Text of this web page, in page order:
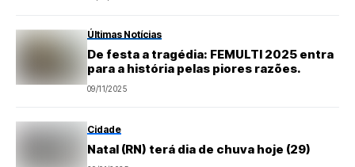
Últimas Notícias
De festa a tragédia: FEMULTI 2025 entra
para a história pelas piores razões.
09/11/2025
Cidade
Natal (RN) terá dia de chuva hoje (29)